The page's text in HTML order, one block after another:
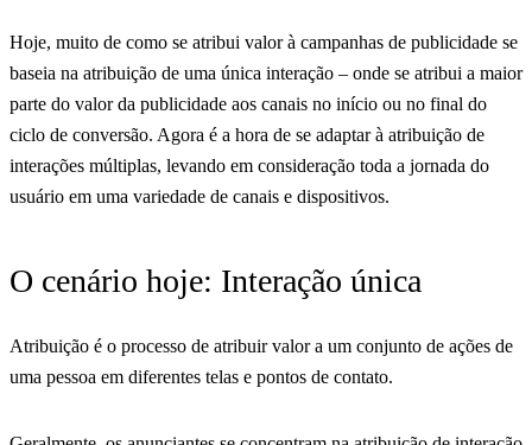
Hoje, muito de como se atribui valor à campanhas de publicidade se
baseia na atribuição de uma única interação – onde se atribui a maior
parte do valor da publicidade aos canais no início ou no final do
ciclo de conversão. Agora é a hora de se adaptar à atribuição de
interações múltiplas, levando em consideração toda a jornada do
usuário em uma variedade de canais e dispositivos.
O cenário hoje: Interação única
Atribuição é o processo de atribuir valor a um conjunto de ações de
uma pessoa em diferentes telas e pontos de contato.